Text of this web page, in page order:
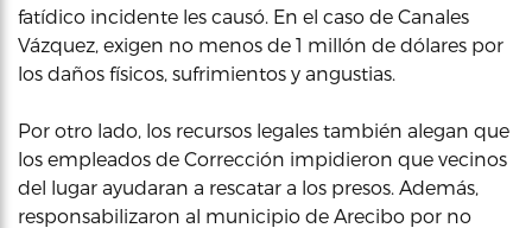
fatídico incidente les causó. En el caso de Canales
Vázquez, exigen no menos de 1 millón de dólares por
los daños físicos, sufrimientos y angustias.
Por otro lado, los recursos legales también alegan que
los empleados de Corrección impidieron que vecinos
del lugar ayudaran a rescatar a los presos. Además,
responsabilizaron al municipio de Arecibo por no